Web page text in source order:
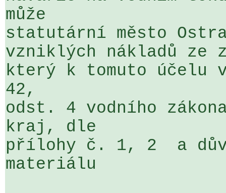
může
statutární město
vzniklých nákladů
který k tomuto účelu
42,
odst. 4 vodního
kraj, dle
přílohy č. 1, 2  a
materiálu